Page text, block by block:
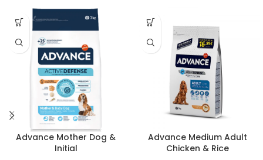
Advance Mother Dog &
Initial
Advance Medium Adult
Chicken & Rice